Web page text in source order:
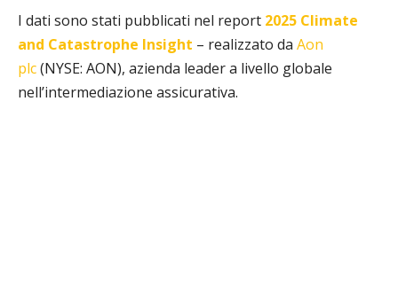
I dati sono stati pubblicati nel report 2025 Climate
and Catastrophe Insight – realizzato da Aon
plc(NYSE: AON), azienda leader a livello globale
nell’intermediazione assicurativa.